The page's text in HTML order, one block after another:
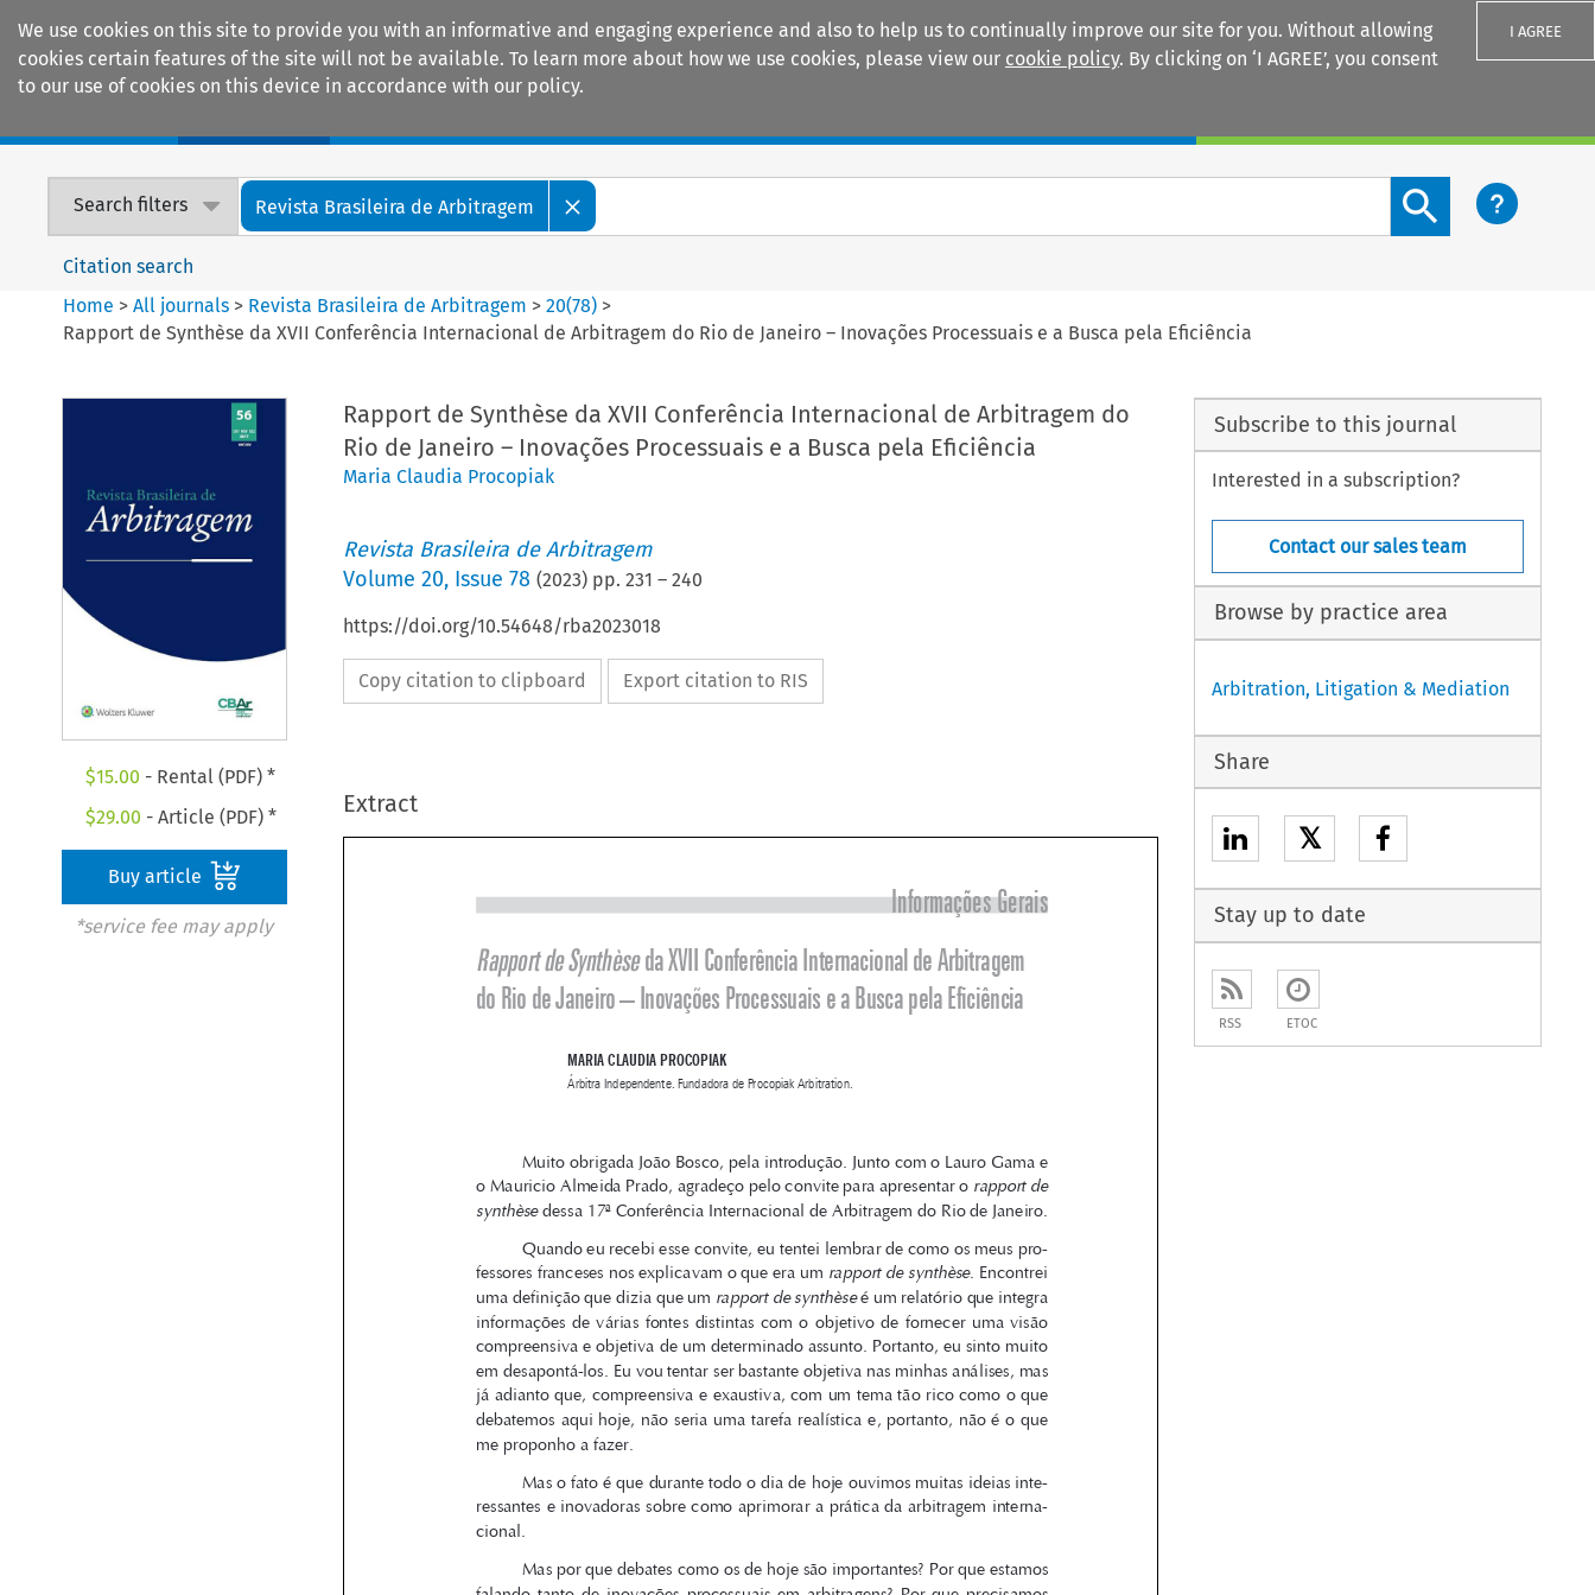
We use cookies on this site to provide you with an informative and engaging experience and also to help us to continually improve our site for you. Without allowing
cookies certain features of the site will not be available. To learn more about how we use cookies, please view our cookie policy. By clicking on ‘I AGREE’, you consent
to our use of cookies on this device in accordance with our policy.
I AGREE
Search filters Revista Brasileira de Arbitragem
Search content button
Citation search
Home >All journals > Revista Brasileira de Arbitragem >20(78) >
Rapport de Synthèse da XVII Conferência Internacional de Arbitragem do Rio de Janeiro – Inovações Processuais e a Busca pela Eficiência
$15.00 - Rental (PDF) *
$29.00 - Article (PDF) *
Buy article
*service fee may apply
Rapport de Synthèse da XVII Conferência Internacional de Arbitragem do
Rio de Janeiro – Inovações Processuais e a Busca pela Eficiência
Maria Claudia Procopiak
Revista Brasileira de Arbitragem
Volume 20, Issue 78 (2023) pp. 231 – 240
https://doi.org/10.54648/rba2023018
Copy citation to clipboard Export citation to RIS
Extract












  
 











Rapport de Synthèse da XVII Conferência Internacional de Arbitragem
Árbitra Independente. Fundadora de Procopiak Arbitration.
Muito obrigada João Bosco, pela introdução. Junto com o Lauro Gama e
o Mauricio Almeida Prado, agradeço pelo convite para apresentar o
synthèse dessa 17ª Conferência Internacional de Arbitragem do Rio de Janeiro.
Quando eu recebi esse convite, eu tentei lembrar de como os meus pro-
fessores franceses nos explicavam o que era um rapport de synthèse. Encontrei
uma definição que dizia que um rapport de synthèse é um relatório que integra
informações  de  várias  fontes  distintas  com  o  objetivo  de  fornecer  uma  visão
compreensiva e objetiva de um determinado assunto. Portanto, eu sinto muito
em desapontá-los. Eu vou tentar ser bastante objetiva nas minhas análises, mas
já adianto que, compreensiva e exaustiva, com um tema tão rico como o que
debatemos aqui hoje, não seria uma tarefa realística e, portanto, não é o que
me proponho a fazer.
ressantes e inovadoras sobre como aprimorar a prática da arbitragem interna-
Ouvimos hoje algumas vezes que as inovações teriam o objetivo de tor-
Subscribe to this journal
Interested in a subscription?
Contact our sales team
Browse by practice area
Arbitration, Litigation & Mediation
Share
𝕏
Stay up to date
RSS ETOC